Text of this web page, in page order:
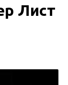
Лист